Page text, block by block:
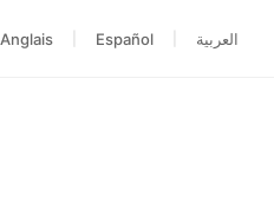
Anglais Español العربية